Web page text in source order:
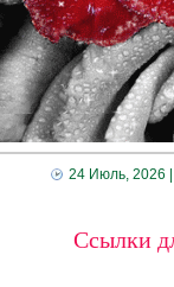
24 Июль, 2026
Ссылки